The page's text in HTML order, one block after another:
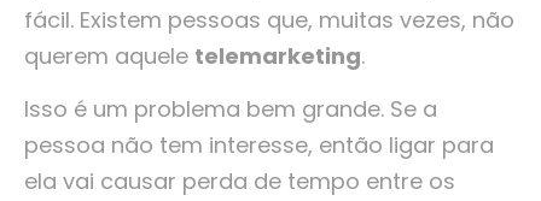
fácil. Existem pessoas que, muitas vezes, não
querem aquele telemarketing.
Isso é um problema bem grande. Se a
pessoa não tem interesse, então ligar para
ela vai causar perda de tempo entre os